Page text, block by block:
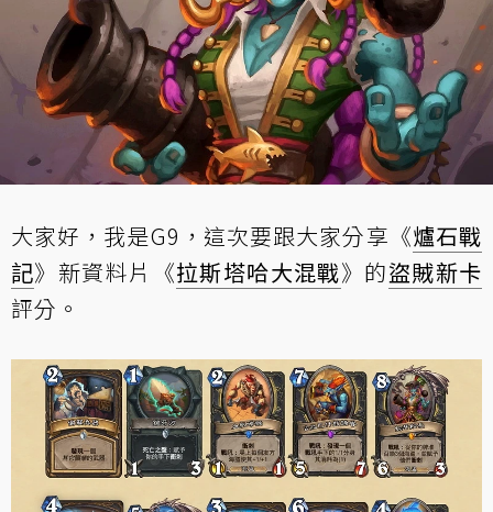
大家好，我是G9，這次要跟大家分享《爐石戰
記》新資料片《拉斯塔哈大混戰》的盜賊新卡
評分。